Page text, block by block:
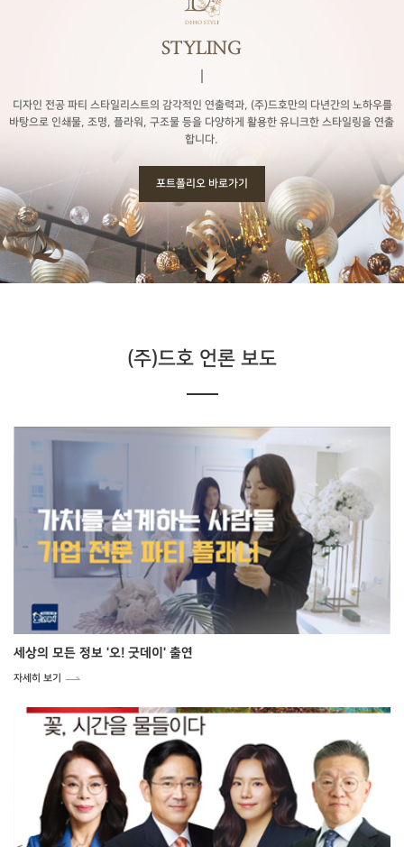
STYLING
디자인 전공 파티 스타일리스트의 감각적인 연출력과, (주)드호만의 다년간의 노하우를
바탕으로 인쇄물, 조명, 플라워, 구조물 등을 다양하게 활용한 유니크한 스타일링을 연출
합니다.
포트폴리오 바로가기
(주)드호 언론 보도
세상의 모든 정보 '오! 굿데이' 출연
자세히 보기